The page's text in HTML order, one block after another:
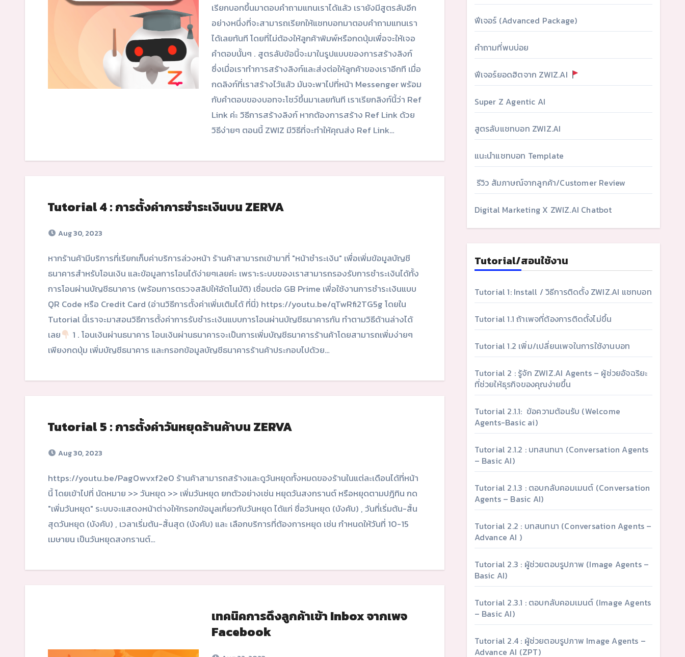
เรียกบอทขึ้นมาตอบคำถามแทนเราได้แล้ว เรายังมีสูตรลับอีก
อย่างหนึ่งที่จะสามารถเรียกให้แชทบอทมาตอบคำถามแทนเรา
ได้เลยทันที โดยที่ไม่ต้องให้ลูกค้าพิมพ์หรือกดปุ่มเพื่อจะให้เจอ
คำตอบนั้นๆ . สูตรลับข้อนี้จะมาในรูปแบบของการสร้างลิงก์
ซึ่งเมื่อเราทำการสร้างลิงก์และส่งต่อให้ลูกค้าของเราอีกที เมื่อ
กดลิงก์ที่เราสร้างไว้แล้ว มันจะพาไปที่หน้า Messenger พร้อม
กับคำตอบของบอทจะโชว์ขึ้นมาเลยทันที เราเรียกลิงก์นี้ว่า Ref
Link ค่ะ วิธีการสร้างลิงก์ หากต้องการสร้าง Ref Link ด้วย
วิธีง่ายๆ ตอนนี้ ZWIZ มีวิธีที่จะทำให้คุณส่ง Ref Link…
Tutorial 4 : การตั้งค่าการชำระเงินบน ZERVA
Aug 30, 2023
หากร้านค้ามีบริการที่เรียกเก็บค่าบริการล่วงหน้า ร้านค้าสามารถเข้ามาที่ "หน้าชำระเงิน" เพื่อเพิ่มข้อมูลบัญชี
ธนาคารสำหรับโอนเงิน และข้อมูลการโอนได้ง่ายๆเลยค่ะ เพราะระบบของเราสามารถรองรับการชำระเงินได้ทั้ง
การโอนผ่านบัญชีธนาคาร (พร้อมการตรวจสลิปให้อัตโนมัติ) เชื่อมต่อ GB Prime เพื่อใช้งานการชำระเงินแบบ
QR Code หรือ Credit Card (อ่านวิธีการตั้งค่าเพิ่มเติมได้ ที่นี่) https://youtu.be/qTwRfi2TG5g โดยใน
Tutorial นี้เราจะมาสอนวิธีการตั้งค่าการรับชำระเงินแบบการโอนผ่านบัญชีธนาคารกัน ทำตามวิธีด้านล่างได้
เลย
1 . โอนเงินผ่านธนาคาร โอนเงินผ่านธนาคารจะเป็นการเพิ่มบัญชีธนาคารร้านค้าโดยสามารถเพิ่มง่ายๆ
เพียงกดปุ่ม เพิ่มบัญชีธนาคาร และกรอกข้อมูลบัญชีธนาคารร้านค้าประกอบไปด้วย…
Tutorial 5 : การตั้งค่าวันหยุดร้านค้าบน ZERVA
Aug 30, 2023
https://youtu.be/PagOwvxf2e0 ร้านค้าสามารถสร้างและดูวันหยุดทั้งหมดของร้านในแต่ละเดือนได้ที่หน้า
นี้ โดยเข้าไปที่ นัดหมาย >> วันหยุด >> เพิ่มวันหยุด ยกตัวอย่างเช่น หยุดวันสงกรานต์ หรือหยุดตามปฎิทิน กด
"เพิ่มวันหยุด" ระบบจะแสดงหน้าต่างให้กรอกข้อมูลเกี่ยวกับวันหยุด ได้แก่ ชื่อวันหยุด (บังคับ) , วันที่เริ่มต้น-สิ้น
สุดวันหยุด (บังคับ) , เวลาเริ่มต้น-สิ้นสุด (บังคับ) และ เลือกบริการที่ต้องการหยุด เช่น กำหนดให้วันที่ 10-15
เมษายน เป็นวันหยุดสงกรานต์…
เทคนิคการดึงลูกค้าเข้า Inbox จากเพจ
Facebook
ฟีเจอร์ (Advanced Package)
คำถามที่พบบ่อย
ฟีเจอร์ยอดฮิตจาก ZWIZ.AI
Super Z Agentic AI
สูตรลับแชทบอท ZWIZ.AI
แนะนำแชทบอท Template
รีวิว สัมภาษณ์จากลูกค้า/Customer Review
Digital Marketing X ZWIZ.AI Chatbot
Tutorial/สอนใช้งาน
Tutorial 1: Install / วิธีการติดตั้ง ZWIZ.AI แชทบอท
Tutorial 1.1 ถ้าเพจที่ต้องการติดตั้งไม่ขึ้น
Tutorial 1.2 เพิ่ม/เปลี่ยนเพจในการใช้งานบอท
Tutorial 2 : รู้จัก ZWIZ.AI Agents – ผู้ช่วยอัจฉริยะ
ที่ช่วยให้ธุรกิจของคุณง่ายขึ้น
Tutorial 2.1.1: ข้อความต้อนรับ (Welcome
Agents-Basic ai)
Tutorial 2.1.2 : บทสนทนา (Conversation Agents
– Basic AI)
Tutorial 2.1.3 : ตอบกลับคอมเมนต์ (Conversation
Agents – Basic AI)
Tutorial 2.2 : บทสนทนา (Conversation Agents –
Advance AI )
Tutorial 2.3 : ผู้ช่วยตอบรูปภาพ (Image Agents –
Basic AI)
Tutorial 2.3.1 : ตอบกลับคอมเมนต์ (Image Agents
– Basic AI)
Tutorial 2.4 : ผู้ช่วยตอบรูปภาพ Image Agents –
Advance AI (ZPT)